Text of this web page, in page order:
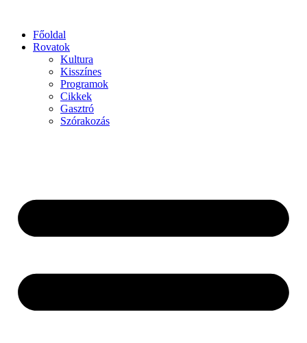
Főoldal
Rovatok
Kultura
Kisszínes
Programok
Cikkek
Gasztró
Szórakozás